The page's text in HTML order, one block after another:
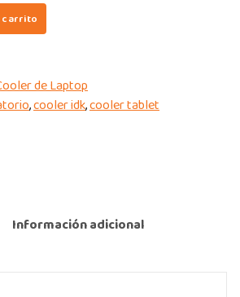
carrito
de Laptop
,cooler idk,cooler tablet
Información adicional